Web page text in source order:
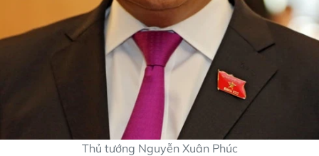
Thủ tướng Nguyễn Xuân Phúc